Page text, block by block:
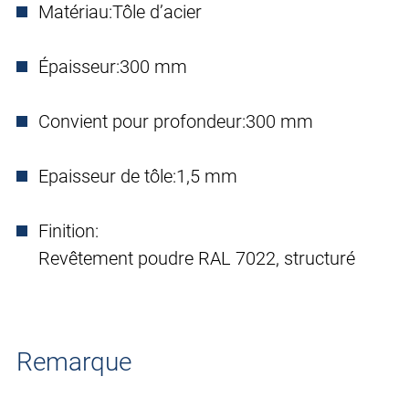
Matériau:Tôle d’acier
Épaisseur:300 mm
Convient pour profondeur:300 mm
Epaisseur de tôle:1,5 mm
Finition:
Revêtement poudre RAL 7022, structuré
Remarque